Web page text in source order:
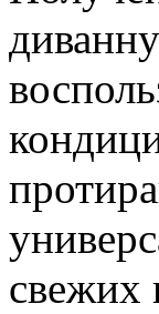
свежих